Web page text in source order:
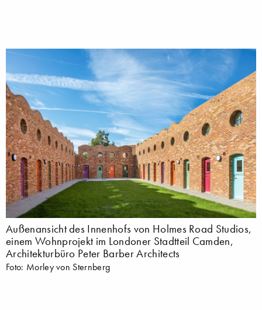
Außenansicht des Innenhofs von Holmes Road Studios,
einem Wohnprojekt im Londoner Stadtteil Camden,
Architekturbüro Peter Barber Architects
Foto: Morley von Sternberg